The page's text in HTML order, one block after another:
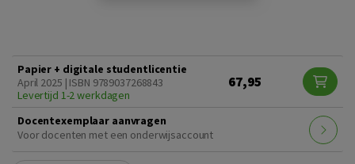
Papier + digitale studentlicentie
April 2025 | ISBN 9789037268843
Levertijd 1-2 werkdagen
67,95
Docentexemplaar aanvragen
Voor docenten met een onderwijsaccount